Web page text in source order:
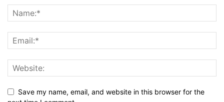
Save my name, email, and website in this browser for the